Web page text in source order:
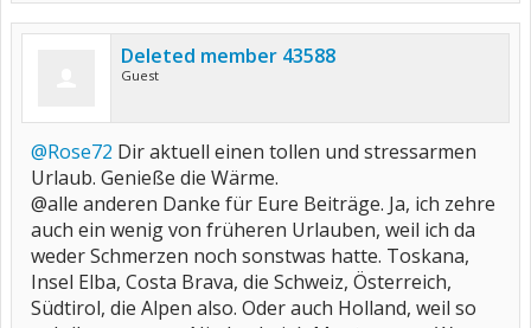
Deleted member 43588
Guest
@Rose72 Dir aktuell einen tollen und stressarmen
Urlaub. Genieße die Wärme.
@alle anderen Danke für Eure Beiträge. Ja, ich zehre
auch ein wenig von früheren Urlauben, weil ich da
weder Schmerzen noch sonstwas hatte. Toskana,
Insel Elba, Costa Brava, die Schweiz, Österreich,
Südtirol, die Alpen also. Oder auch Holland, weil so